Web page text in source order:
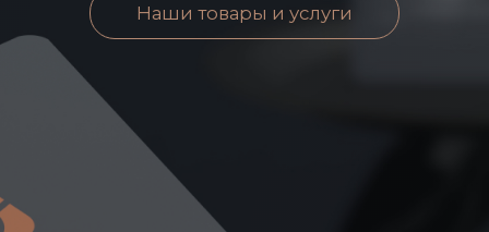
Наши товары и услуги